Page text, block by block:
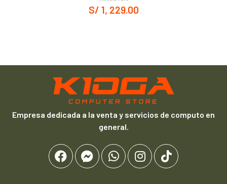
S/ 1, 229.00
Empresa dedicada a la venta y servicios de computo en
general.